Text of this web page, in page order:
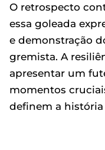
O retrospecto
essa goleada
e demonstração
gremista. A
apresentar um
momentos
definem a